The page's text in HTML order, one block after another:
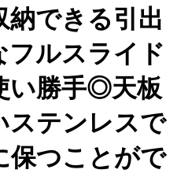
納できる引出
フルスライド
い勝手◎天板
ステンレスで
保つことがで